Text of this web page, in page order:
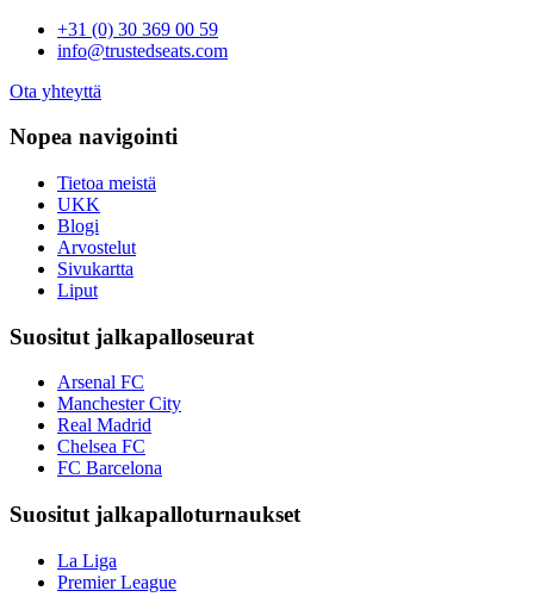
+31 (0) 30 369 00 59
info@trustedseats.com
Ota yhteyttä
Nopea navigointi
Tietoa meistä
UKK
Blogi
Arvostelut
Sivukartta
Liput
Suositut jalkapalloseurat
Arsenal FC
Manchester City
Real Madrid
Chelsea FC
FC Barcelona
Suositut jalkapalloturnaukset
La Liga
Premier League